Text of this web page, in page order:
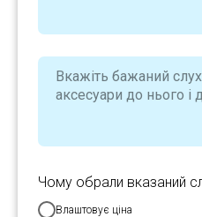
Чому обрали вказаний
Влаштовує ціна